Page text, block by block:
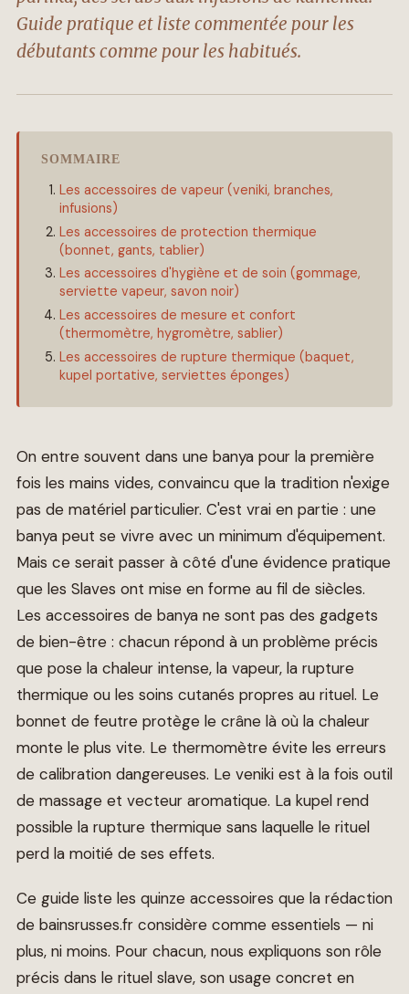
Guide pratique et liste commentée pour les
débutants comme pour les habitués.
SOMMAIRE
Les accessoires de vapeur (veniki, branches,
infusions)
Les accessoires de protection thermique
(bonnet, gants, tablier)
Les accessoires d'hygiène et de soin (gommage,
serviette vapeur, savon noir)
Les accessoires de mesure et confort
(thermomètre, hygromètre, sablier)
Les accessoires de rupture thermique (baquet,
kupel portative, serviettes éponges)
On entre souvent dans une banya pour la première
fois les mains vides, convaincu que la tradition n'exige
pas de matériel particulier. C'est vrai en partie : une
banya peut se vivre avec un minimum d'équipement.
Mais ce serait passer à côté d'une évidence pratique
que les Slaves ont mise en forme au fil de siècles.
Les accessoires de banya ne sont pas des gadgets
de bien-être : chacun répond à un problème précis
que pose la chaleur intense, la vapeur, la rupture
thermique ou les soins cutanés propres au rituel. Le
bonnet de feutre protège le crâne là où la chaleur
monte le plus vite. Le thermomètre évite les erreurs
de calibration dangereuses. Le veniki est à la fois outil
de massage et vecteur aromatique. La kupel rend
possible la rupture thermique sans laquelle le rituel
perd la moitié de ses effets.
Ce guide liste les quinze accessoires que la rédaction
de bainsrusses.fr considère comme essentiels — ni
plus, ni moins. Pour chacun, nous expliquons son rôle
précis dans le rituel slave, son usage concret en